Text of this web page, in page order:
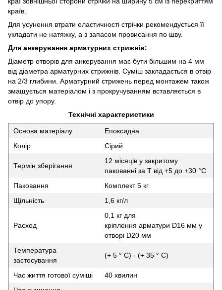
країв.
Для усунення втрати еластичності стрічки рекомендується її
укладати не натяжку, а з запасом провисання по шву.
Для анкерування арматурних стрижнів:
Діаметр отворів для анкерування має бути більшим на 4 мм
від діаметра арматурних стрижнів. Суміш закладається в отвір
на 2/3 глибини. Арматурний стрижень перед монтажем також
змащується матеріалом і з прокручуванням вставляється в
отвір до упору.
Технічні характеристики
Основа матеріалу
Епоксидна
Колір
Сірий
Термін зберігання
12 місяців у закритому
пакованні за T від +5 до +30 °C
Паковання
Комплект 5 кг
Щільність
1,6 кг/л
Расход
0,1 кг для
кріплення арматури D16 мм у
отворі D20 мм
Температура
застосування
(+ 5 ° C) - (+ 35 ° C)
Час життя готової суміші
40 хвилин